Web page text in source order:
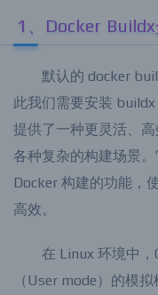
1、Docker Buildx
默认的 docker
此我们需要安装
提供了一种更灵活、
各种复杂的构建场景
Docker 构建的功能，
在 Linux 环境中